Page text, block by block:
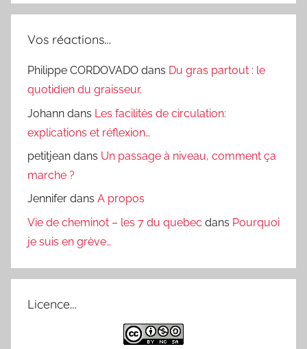
Vos réactions…
Philippe CORDOVADO dans Du gras partout : le
quotidien du graisseur.
Johann dans Les facilités de circulation:
explications et réflexion…
petitjean dans Un passage à niveau, comment ça
marche ?
Jennifer dans A propos
Vie de cheminot – les 7 du quebec dans Pourquoi
je suis en grève…
Licence…